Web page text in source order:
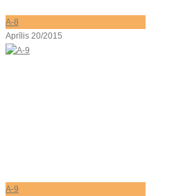
A-8
Aprīlis 20/2015
A-9